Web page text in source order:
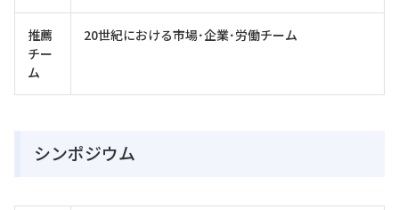
推薦
チー
ム
20世紀における市場･企業･労働チーム
シンポジウム